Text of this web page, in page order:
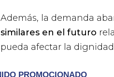
Además, la demanda
similares en el futuro
pueda afectar la